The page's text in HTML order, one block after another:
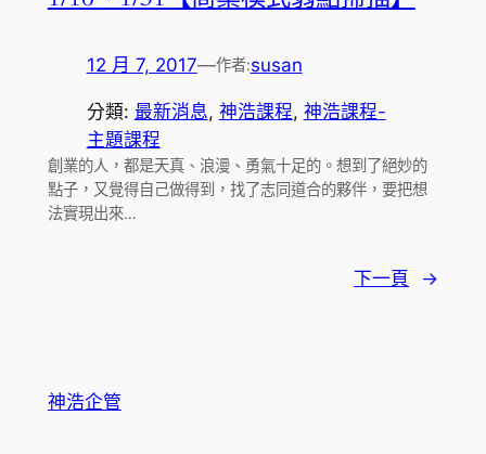
12 月 7, 2017—作者:susan
分類: 最新消息, 神浩課程, 神浩課程-
主題課程
創業的人，都是天真、浪漫、勇氣十足的。想到了絕妙的
點子，又覺得自己做得到，找了志同道合的夥伴，要把想
法實現出來…
下一頁 →
神浩企管